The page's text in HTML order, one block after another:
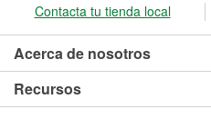
Contacta tu tienda local
Acerca de nosotros
Recursos